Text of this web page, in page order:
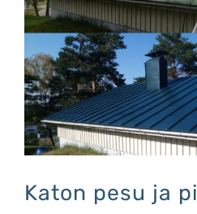
Katon pesu ja